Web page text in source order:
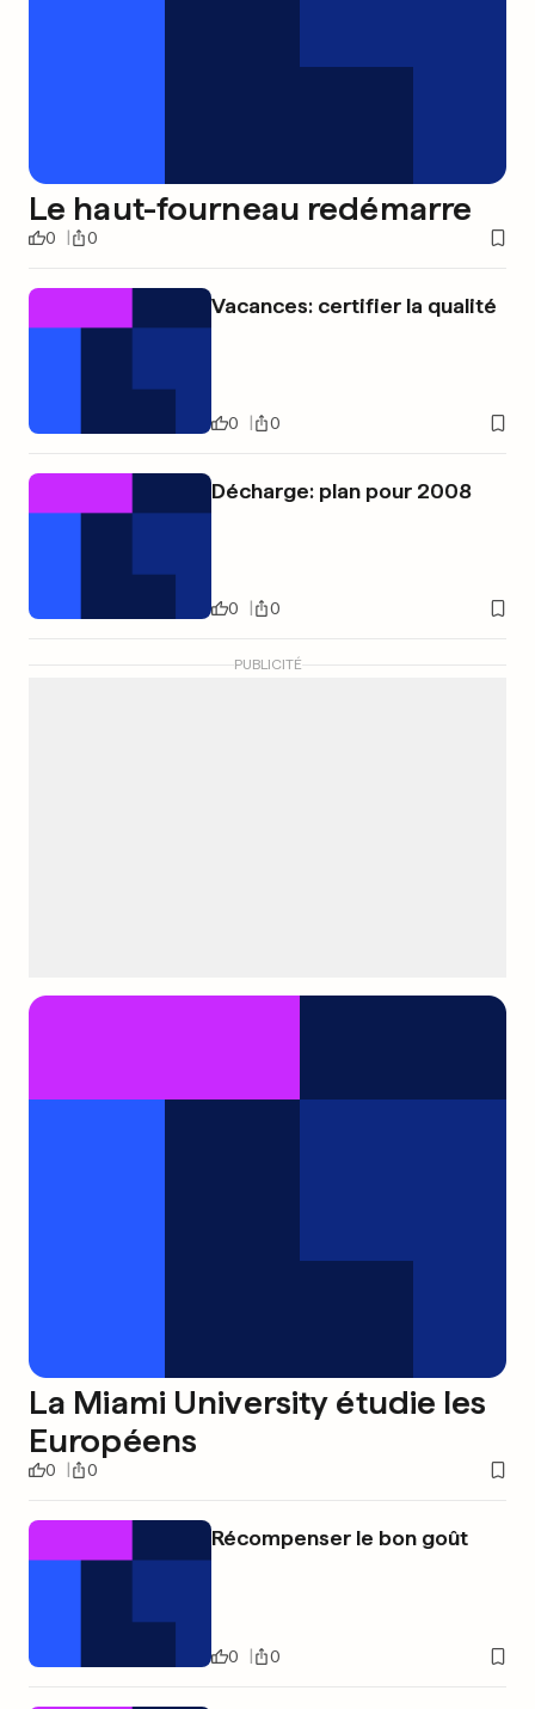
Le haut-fourneau redémarre
0 0
Vacances: certifier la qualité
0 0
Décharge: plan pour 2008
0 0
PUBLICITÉ
La Miami University étudie les
Européens
0 0
Récompenser le bon goût
0 0